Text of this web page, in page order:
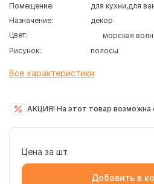
Помещение:
для кухни для
Назначение:
декор
Цвет:
морская
Рисунок:
полосы
Все характеристики
АКЦИЯ! На этот товар возможна
Цена за шт.
Добавить в